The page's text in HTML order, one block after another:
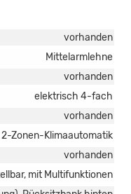
vorhanden
Mittelarmlehne
vorhanden
elektrisch 4-fach
vorhanden
2-Zonen-Klimaautomatik
vorhanden
mit Multifunktionen